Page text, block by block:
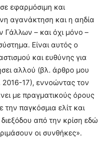
εφαρμόσιμη και
αγανάκτηση και η αηδία
Γάλλων – και όχι μόνο –
Είναι αυτός ο
και ευθύνης για
αλλού (βλ. άρθρο μου
2016-17), εννοώντας τον
με πραγματικούς όρους
παγκόσμια ελίτ και
από την κρίση εδώ
οι συνθήκες».